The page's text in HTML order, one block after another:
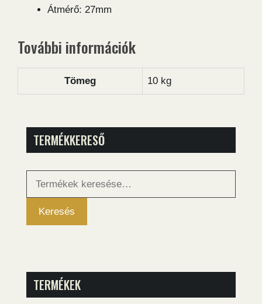
Átmérő: 27mm
További információk
Tömeg 10 kg
TERMÉKKERESŐ
Keresés
Keresés
TERMÉKEK